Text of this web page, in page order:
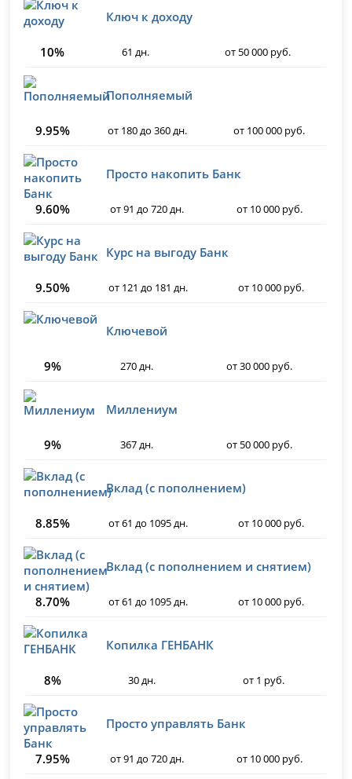
Ключ к доходу
10% 61 дн. от 50 000 руб.
Пополняемый
9.95% от 180 до 360 дн. от 100 000 руб.
Просто накопить Банк
9.60% от 91 до 720 дн. от 10 000 руб.
Курс на выгоду Банк
9.50% от 121 до 181 дн. от 10 000 руб.
Ключевой
9% 270 дн. от 30 000 руб.
Миллениум
9% 367 дн. от 50 000 руб.
Вклад (с пополнением)
8.85% от 61 до 1095 дн. от 10 000 руб.
Вклад (с пополнением и снятием)
8.70% от 61 до 1095 дн. от 10 000 руб.
Копилка ГЕНБАНК
8% 30 дн. от 1 руб.
Просто управлять Банк
7.95% от 91 до 720 дн. от 10 000 руб.